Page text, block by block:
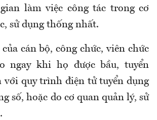
làm việc công tác trong cơ
sử dụng thống nhất.
cán bộ, công chức, viên chức
ngay khi họ được bầu, tuyển
với quy trình điện tử tuyển dụng
số, hoặc do cơ quan quản lý, sử